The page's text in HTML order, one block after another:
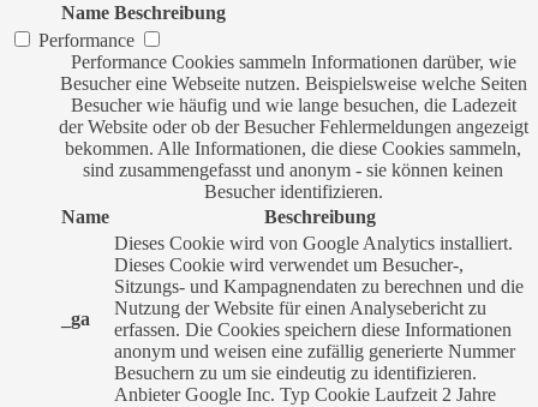
Name Beschreibung
Performance
Performance Cookies sammeln Informationen darüber, wie
Besucher eine Webseite nutzen. Beispielsweise welche Seiten
Besucher wie häufig und wie lange besuchen, die Ladezeit
der Website oder ob der Besucher Fehlermeldungen angezeigt
bekommen. Alle Informationen, die diese Cookies sammeln,
sind zusammengefasst und anonym - sie können keinen
Besucher identifizieren.
Name
Beschreibung
_ga
Dieses Cookie wird von Google Analytics installiert.
Dieses Cookie wird verwendet um Besucher-,
Sitzungs- und Kampagnendaten zu berechnen und die
Nutzung der Website für einen Analysebericht zu
erfassen. Die Cookies speichern diese Informationen
anonym und weisen eine zufällig generierte Nummer
Besuchern zu um sie eindeutig zu identifizieren.
Anbieter Google Inc. Typ Cookie Laufzeit 2 Jahre